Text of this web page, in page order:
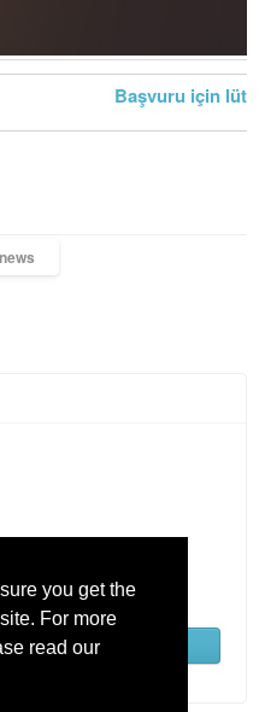
you get the
For more
read our
Başvuru için